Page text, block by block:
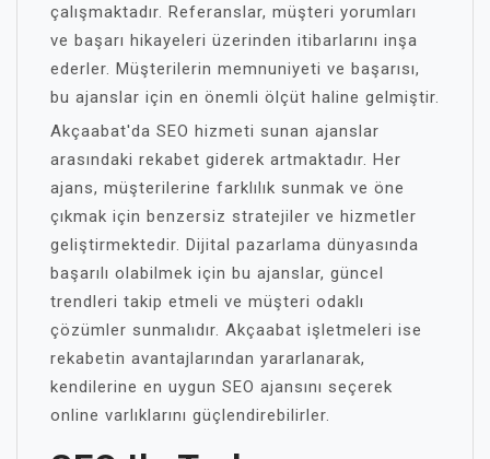
çalışmaktadır. Referanslar, müşteri yorumları
ve başarı hikayeleri üzerinden itibarlarını inşa
ederler. Müşterilerin memnuniyeti ve başarısı,
bu ajanslar için en önemli ölçüt haline gelmiştir.
Akçaabat'da SEO hizmeti sunan ajanslar
arasındaki rekabet giderek artmaktadır. Her
ajans, müşterilerine farklılık sunmak ve öne
çıkmak için benzersiz stratejiler ve hizmetler
geliştirmektedir. Dijital pazarlama dünyasında
başarılı olabilmek için bu ajanslar, güncel
trendleri takip etmeli ve müşteri odaklı
çözümler sunmalıdır. Akçaabat işletmeleri ise
rekabetin avantajlarından yararlanarak,
kendilerine en uygun SEO ajansını seçerek
online varlıklarını güçlendirebilirler.